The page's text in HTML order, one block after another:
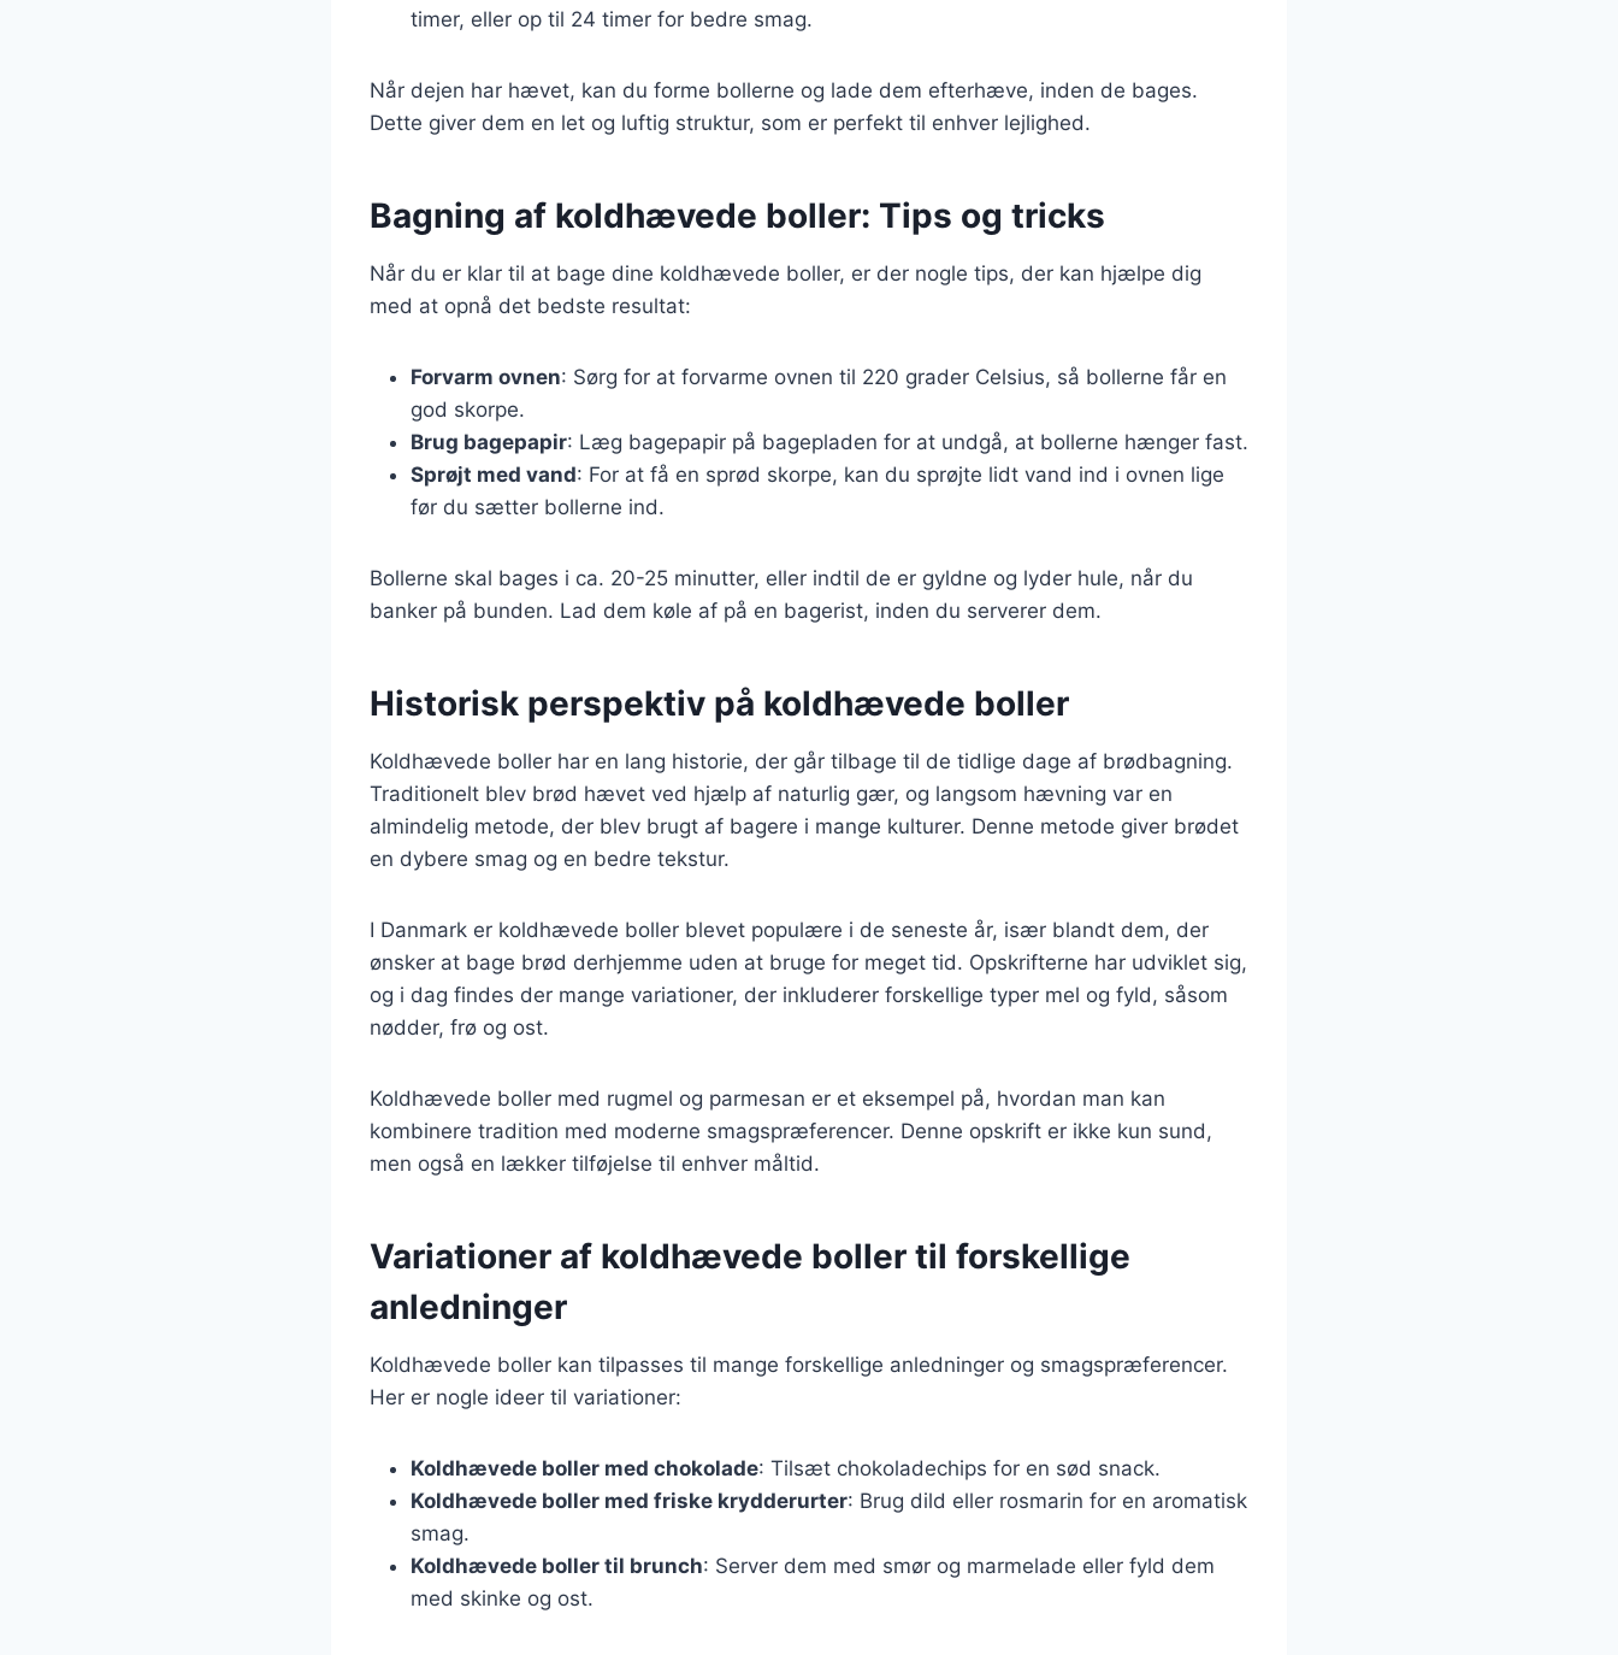
timer, eller op til 24 timer for bedre smag.
Når dejen har hævet, kan du forme bollerne og lade dem efterhæve, inden de bages.
Dette giver dem en let og luftig struktur, som er perfekt til enhver lejlighed.
Bagning af koldhævede boller: Tips og tricks
Når du er klar til at bage dine koldhævede boller, er der nogle tips, der kan hjælpe dig
med at opnå det bedste resultat:
Forvarm ovnen: Sørg for at forvarme ovnen til 220 grader Celsius, så bollerne får en
god skorpe.
Brug bagepapir: Læg bagepapir på bagepladen for at undgå, at bollerne hænger fast.
Sprøjt med vand: For at få en sprød skorpe, kan du sprøjte lidt vand ind i ovnen lige
før du sætter bollerne ind.
Bollerne skal bages i ca. 20-25 minutter, eller indtil de er gyldne og lyder hule, når du
banker på bunden. Lad dem køle af på en bagerist, inden du serverer dem.
Historisk perspektiv på koldhævede boller
Koldhævede boller har en lang historie, der går tilbage til de tidlige dage af brødbagning.
Traditionelt blev brød hævet ved hjælp af naturlig gær, og langsom hævning var en
almindelig metode, der blev brugt af bagere i mange kulturer. Denne metode giver brødet
en dybere smag og en bedre tekstur.
I Danmark er koldhævede boller blevet populære i de seneste år, især blandt dem, der
ønsker at bage brød derhjemme uden at bruge for meget tid. Opskrifterne har udviklet sig,
og i dag findes der mange variationer, der inkluderer forskellige typer mel og fyld, såsom
nødder, frø og ost.
Koldhævede boller med rugmel og parmesan er et eksempel på, hvordan man kan
kombinere tradition med moderne smagspræferencer. Denne opskrift er ikke kun sund,
men også en lækker tilføjelse til enhver måltid.
Variationer af koldhævede boller til forskellige
anledninger
Koldhævede boller kan tilpasses til mange forskellige anledninger og smagspræferencer.
Her er nogle ideer til variationer:
Koldhævede boller med chokolade: Tilsæt chokoladechips for en sød snack.
Koldhævede boller med friske krydderurter: Brug dild eller rosmarin for en aromatisk
smag.
Koldhævede boller til brunch: Server dem med smør og marmelade eller fyld dem
med skinke og ost.